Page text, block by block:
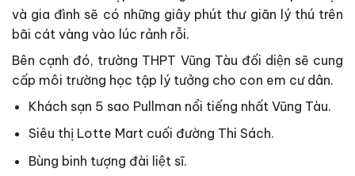
và gia đình sẽ có những giây phút thư giãn lý thú trên
bãi cát vàng vào lúc rảnh rỗi.
Bên cạnh đó, trường THPT Vũng Tàu đối diện sẽ cung
cấp môi trường học tập lý tưởng cho con em cư dân.
Khách sạn 5 sao Pullman nổi tiếng nhất Vũng Tàu.
Siêu thị Lotte Mart cuối đường Thi Sách.
Bùng binh tượng đài liệt sĩ.